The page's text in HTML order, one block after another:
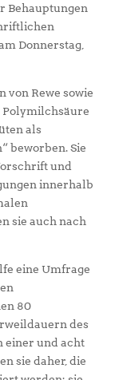
Behauptungen
Donnerstag,
von Rewe sowie
Polymilchsäure
als
beworben. Sie
und
innerhalb
sie auch nach
eine Umfrage
80
des
einer und acht
sie daher, die